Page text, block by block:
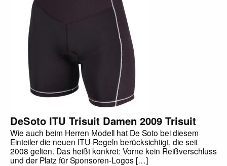
DeSoto ITU Trisuit Damen 2009 Trisuit
Wie auch beim Herren Modell hat De Soto bei diesem
Einteiler die neuen ITU-Regeln berücksichtigt, die seit
2008 gelten. Das heißt konkret: Vorne kein Reißverschluss
und der Platz für Sponsoren-Logos […]